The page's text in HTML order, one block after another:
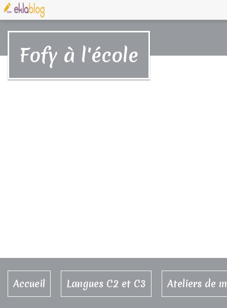
Fofy à l'école
Accueil Langues C2 et C3 Ateliers de